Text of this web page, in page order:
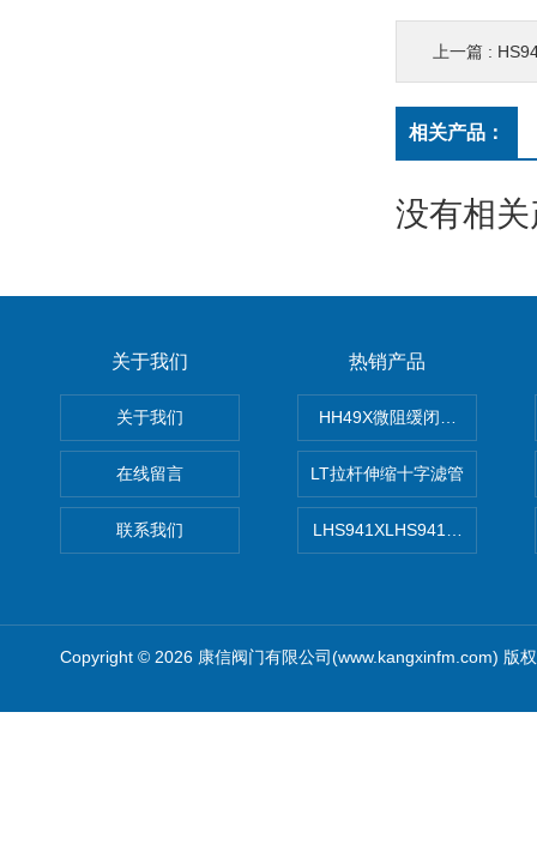
上一篇 :
相关产品：
没有相
关于我们
关于我们
在线留言
联系我们
热销产品
HH49X微阻缓闭蝶式止回阀
LT拉杆伸缩十字滤管
LHS941XLHS941X调压调流
Copyright © 2026 康信阀门有限公司(www.kangxinfm.com) 版